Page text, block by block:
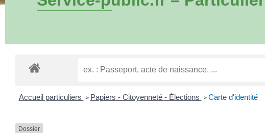
Accueil particuliers > Papiers - Citoyenneté - Élections > Carte d'identité
Dossier